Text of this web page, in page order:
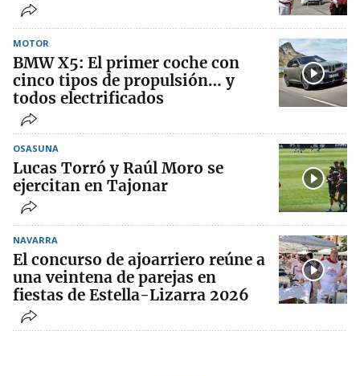
MOTOR
BMW X5: El primer coche con
cinco tipos de propulsión… y
todos electrificados
OSASUNA
Lucas Torró y Raúl Moro se
ejercitan en Tajonar
NAVARRA
El concurso de ajoarriero reúne a
una veintena de parejas en
fiestas de Estella-Lizarra 2026